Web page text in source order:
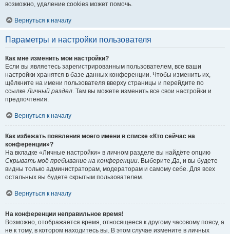
возможно, удаление cookies может помочь.
Вернуться к началу
Параметры и настройки пользователя
Как мне изменить мои настройки?
Если вы являетесь зарегистрированным пользователем, все ваши
настройки хранятся в базе данных конференции. Чтобы изменить их,
щёлкните на имени пользователя вверху страницы и перейдите по
ссылкеЛичный раздел. Там вы можете изменить все свои настройки и
предпочтения.
Вернуться к началу
Как избежать появления моего имени в списке «Кто сейчас на
конференции»?
На вкладке «Личные настройки» в личном разделе вы найдёте опцию
Скрывать моё пребывание на конференции. ВыберитеДа, и вы будете
видны только администраторам, модераторам и самому себе. Для всех
остальных вы будете скрытым пользователем.
Вернуться к началу
На конференции неправильное время!
Возможно, отображается время, относящееся к другому часовому поясу, а
не к тому, в котором находитесь вы. В этом случае измените в личных